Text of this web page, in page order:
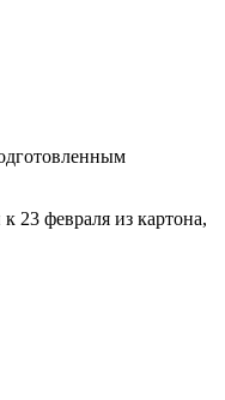
23 февраля из картона,